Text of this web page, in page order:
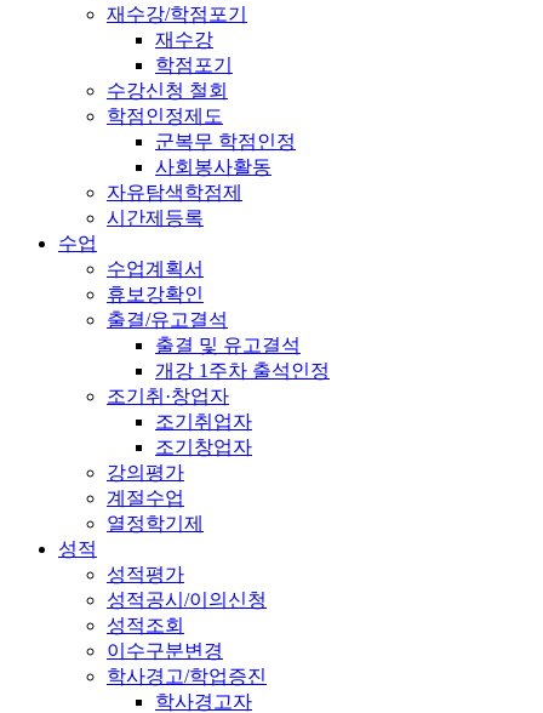
재수강/학점포기
재수강
학점포기
수강신청 철회
학점인정제도
군복무 학점인정
사회봉사활동
자유탐색학점제
시간제등록
수업
수업계획서
휴보강확인
출결/유고결석
출결 및 유고결석
개강 1주차 출석인정
조기취·창업자
조기취업자
조기창업자
강의평가
계절수업
열정학기제
성적
성적평가
성적공시/이의신청
성적조회
이수구분변경
학사경고/학업증진
학사경고자